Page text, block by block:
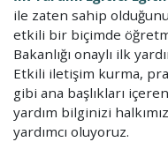
ile zaten sahip
etkili bir biçimde
Bakanlığı onaylı ilk
Etkili iletişim kurma,
gibi ana başlıkları
yardım bilginizi
yardımcı oluyoruz.